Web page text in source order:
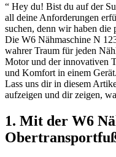
“ Hey du! Bist du auf der
all deine Anforderungen
suchen, denn wir haben die
Die W6 Nähmaschine N
wahrer Traum für jeden
Motor und der innovativen
und Komfort in einem
Lass uns dir in diesem
aufzeigen und dir zeigen,
1. Mit der W6